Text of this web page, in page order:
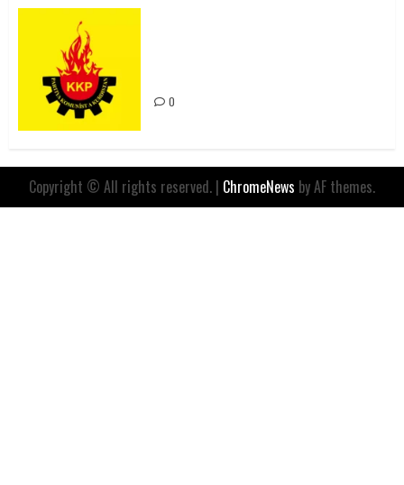
0
Copyright © All rights reserved. | ChromeNews by AF themes.